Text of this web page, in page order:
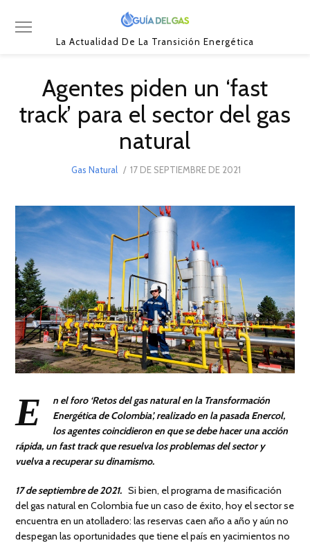
La Actualidad De La Transición Energética
Agentes piden un ‘fast
track’ para el sector del gas
natural
Gas Natural
POSTED
17 DE SEPTIEMBRE DE 2021
E
n el foro ‘Retos del gas natural en la Transformación
Energética de Colombia’, realizado en la pasada Enercol,
los agentes coincidieron en que se debe hacer una acción
rápida, un fast track que resuelva los problemas del sector y
vuelva a recuperar su dinamismo.
17 de septiembre de 2021. Si bien, el programa de masificación
del gas natural en Colombia fue un caso de éxito, hoy el sector se
encuentra en un atolladero: las reservas caen año a año y aún no
despegan las oportunidades que tiene el país en yacimientos no